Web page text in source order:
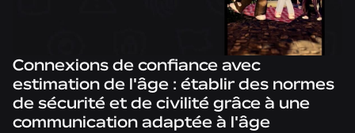
Connexions de confiance avec
estimation de l'âge : établir des normes
de sécurité et de civilité grâce à une
communication adaptée à l'âge